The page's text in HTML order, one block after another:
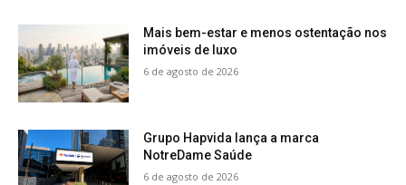
Mais bem-estar e menos ostentação nos
imóveis de luxo
6 de agosto de 2026
Grupo Hapvida lança a marca
NotreDame Saúde
6 de agosto de 2026